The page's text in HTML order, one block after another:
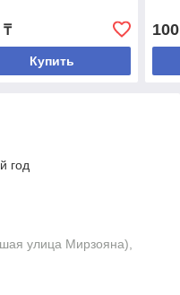
₸
Купить
100
год
улица Мирзояна),